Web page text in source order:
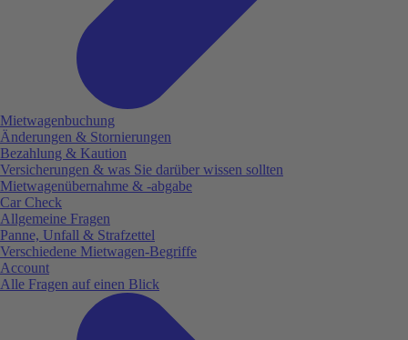
Mietwagenbuchung
Änderungen & Stornierungen
Bezahlung & Kaution
Versicherungen & was Sie darüber wissen sollten
Mietwagenübernahme & -abgabe
Car Check
Allgemeine Fragen
Panne, Unfall & Strafzettel
Verschiedene Mietwagen-Begriffe
Account
Alle Fragen auf einen Blick